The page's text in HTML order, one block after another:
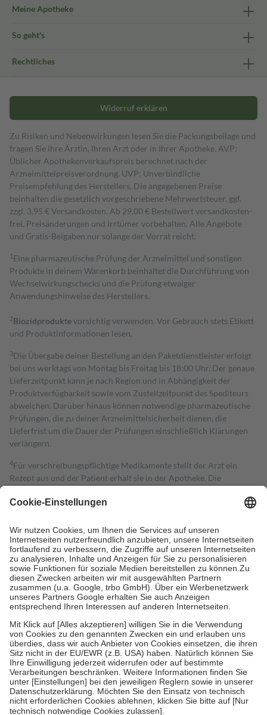
Meine Apotheke
So geht's
Rechtliches
Widerruf erklären
Zu Risiken und Nebenwirkungen lesen Sie die Packungsbeilage und
fragen Sie Ihre Ärztin, Ihren Arzt oder in Ihrer Apotheke. AVP:
Üblicher Apothekenverkaufspreis berechnet nach der
Arzneimittelpreisverordnung. UVP: Unverbindliche
Preisempfehlung des Herstellers. Die angegebenen Preise
beinhalten die gesetzlich vorgeschriebene Mehrwertsteuer, ggf.
zzgl. 3,95 € Versandkosten. Ab 29,00 € Bestell­wert versand­kosten­
frei. Preisänderungen und Irrtümer vorbehalten. Alle Angebote
und Gratis-Beigaben nur solange der Vorrat reicht.
1 Eine pharmazeutische Prüfung der Arzneimittel und sonstigen
Produkte in deinem Warenkorb beinhaltet die Durchführung von
Wechselwirkungschecks und die Prüfung etwaiger
Anwendungshinweise des Herstellers.
2Biozidproduktevorsichtig verwenden. Vor Gebrauch stets Etikett
und Produktinformationen lesen.
3Die Übergabe deiner Bestellung an den Paketdienstleister erfolgt
bei uns werktags von Montag bis Freitag bis 18:00 Uhr. Der genaue
Lieferzeitpunkt kann je nach Region und in Abhängigkeit der
Produktverfügbarkeit sowie vom Zustellzeitpunkt des Spediteurs
abweichen. Darüber hinaus können notwendige pharmazeutische
Prüfungen, die zu deiner Arzneimittelsicherheit dienen, die
Lieferfrist um die Dauer der Prüfungen einschließlich Klärungen
verlängern.
4Für verschreibungspflichtige Medikamente stellt der Arzt ein
Rezept aus und der Patient erhält sie in der Apotheke. Die
Kosten dafür, der Versicherte trägt einen Teil davon als Zuzahlung
Grundsätzlich leisten Mitglieder Zuzahlungen in Höhe von zehn
Prozent des Abgabepreises,mindestensjedochfünf Euround
höchstens zehn Euro.Es sind jedoch nie mehr als die tatsächlichen
Kosten der Leistung zu entrichten.
Diese Regeln gelten grundsätzlich auch für Online-Apotheken.
Bei Heilmitteln und häuslicher Krankenpflege beträgt die
Zuzahlung zehn Prozent der Kosten sowie zehn Euro je
Um das Engagement der Versicherten für ihre eigene Gesundheit zu
stärken und die besondere Stellung der Familie zu unterstützen,
fallenkeine Zuzahlungen an bei:
• Kindern und Jugendlichen bis zum vollendeten 18. Lebensjahr
mit Ausnahme der Fahrkosten
• Untersuchungen zur Vorsorge und Früherkennung, die von der
GKV getragen werden